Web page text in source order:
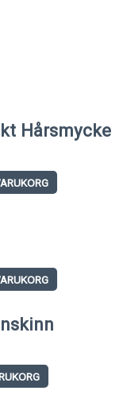
Hårsmycke